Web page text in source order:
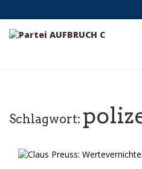
Schlagwort: